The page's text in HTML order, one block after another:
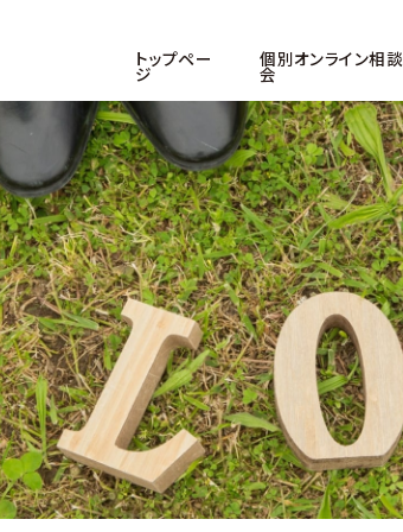
トップペー
ジ
個別オンライン相談
会